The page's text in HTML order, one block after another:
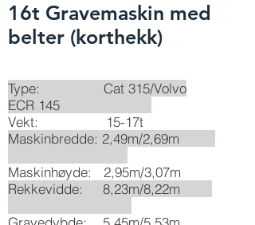
16t Gravemaskin med
belter (korthekk)
Type: Cat 315/Volvo
ECR 145
Vekt: 15-17t
Maskinbredde: 2,49m/2,69m
Maskinhøyde: 2,95m/3,07m
Rekkevidde: 8,23m/8,22m